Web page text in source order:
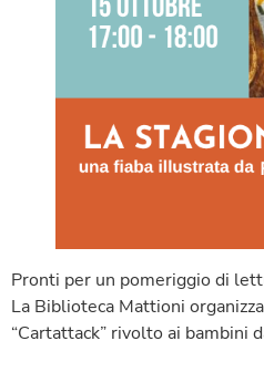
Pronti per un pomeriggio di
La Biblioteca Mattioni
“Cartattack” rivolto ai bambini